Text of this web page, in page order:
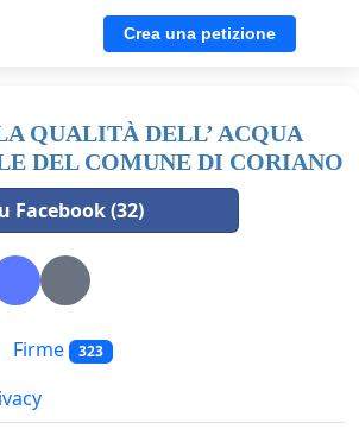
Crea una petizione
QUALITÀ DELL’ ACQUA
DEL COMUNE DI CORIANO
Facebook (32)
Firme 323